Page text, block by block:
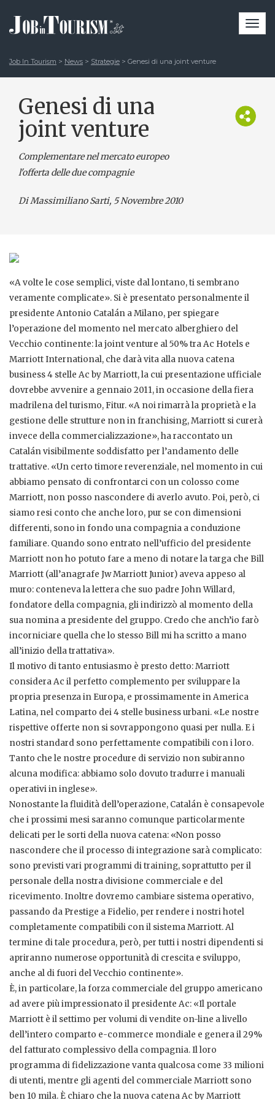
Job In Tourism > News > Strategie > Genesi di una joint venture
Genesi di una
joint venture
Complementare nel mercato europeo
l'offerta delle due compagnie
Di Massimiliano Sarti, 5 Novembre 2010
«A volte le cose semplici, viste dal lontano, ti sembrano
veramente complicate». Si è presentato personalmente il
presidente Antonio Catalán a Milano, per spiegare
l’operazione del momento nel mercato alberghiero del
Vecchio continente: la joint venture al 50% tra Ac Hotels e
Marriott International, che darà vita alla nuova catena
business 4 stelle Ac by Marriott, la cui presentazione ufficiale
dovrebbe avvenire a gennaio 2011, in occasione della fiera
madrilena del turismo, Fitur. «A noi rimarrà la proprietà e la
gestione delle strutture non in franchising, Marriott si curerà
invece della commercializzazione», ha raccontato un
Catalán visibilmente soddisfatto per l’andamento delle
trattative. «Un certo timore reverenziale, nel momento in cui
abbiamo pensato di confrontarci con un colosso come
Marriott, non posso nascondere di averlo avuto. Poi, però, ci
siamo resi conto che anche loro, pur se con dimensioni
differenti, sono in fondo una compagnia a conduzione
familiare. Quando sono entrato nell’ufficio del presidente
Marriott non ho potuto fare a meno di notare la targa che Bill
Marriott (all’anagrafe Jw Marriott Junior) aveva appeso al
muro: conteneva la lettera che suo padre John Willard,
fondatore della compagnia, gli indirizzò al momento della
sua nomina a presidente del gruppo. Credo che anch’io farò
incorniciare quella che lo stesso Bill mi ha scritto a mano
all’inizio della trattativa».
Il motivo di tanto entusiasmo è presto detto: Marriott
considera Ac il perfetto complemento per sviluppare la
propria presenza in Europa, e prossimamente in America
Latina, nel comparto dei 4 stelle business urbani. «Le nostre
rispettive offerte non si sovrappongono quasi per nulla. E i
nostri standard sono perfettamente compatibili con i loro.
Tanto che le nostre procedure di servizio non subiranno
alcuna modifica: abbiamo solo dovuto tradurre i manuali
operativi in inglese».
Nonostante la fluidità dell’operazione, Catalán è consapevole
che i prossimi mesi saranno comunque particolarmente
delicati per le sorti della nuova catena: «Non posso
nascondere che il processo di integrazione sarà complicato:
sono previsti vari programmi di training, soprattutto per il
personale della nostra divisione commerciale e del
ricevimento. Inoltre dovremo cambiare sistema operativo,
passando da Prestige a Fidelio, per rendere i nostri hotel
completamente compatibili con il sistema Marriott. Al
termine di tale procedura, però, per tutti i nostri dipendenti si
apriranno numerose opportunità di crescita e sviluppo,
anche al di fuori del Vecchio continente».
È, in particolare, la forza commerciale del gruppo americano
ad avere più impressionato il presidente Ac: «Il portale
Marriott è il settimo per volumi di vendite on-line a livello
dell’intero comparto e-commerce mondiale e genera il 29%
del fatturato complessivo della compagnia. Il loro
programma di fidelizzazione vanta qualcosa come 33 milioni
di utenti, mentre gli agenti del commerciale Marriott sono
ben 10 mila. È chiaro che la nuova catena Ac by Marriott